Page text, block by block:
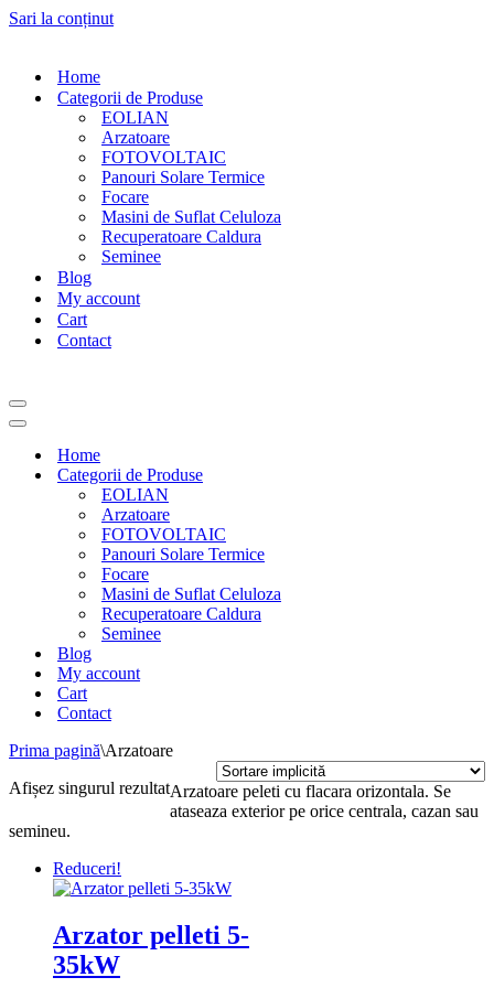
Sari la conținut
Home
Categorii de Produse
EOLIAN
Arzatoare
FOTOVOLTAIC
Panouri Solare Termice
Focare
Masini de Suflat Celuloza
Recuperatoare Caldura
Seminee
Blog
My account
Cart
Contact
Meniu
de
Meniu
navigareHome
Categorii de Produse
EOLIAN
Arzatoare
FOTOVOLTAIC
Panouri Solare Termice
Focare
Masini de Suflat Celuloza
Recuperatoare Caldura
Seminee
Blog
My account
Cart
Contact
Prima pagină\Arzatoare
Afișez singurul rezultatArzatoare peleti cu flacara orizontala. Se
ataseaza exterior pe orice centrala, cazan sau
semineu.
Reduceri!
Arzator pelleti 5-
35kW